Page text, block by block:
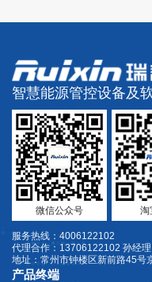
智慧能源管控设备及
微信公众号 淘
服务热线：4006122102
代理合作：13706122102 孙经理
地址：常州市钟楼区新前路45号
产品终端